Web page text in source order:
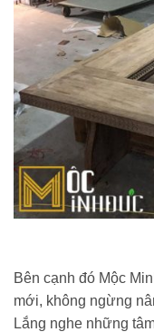
Bên cạnh đó Mộc
mới, không ngừng
Lắng nghe những